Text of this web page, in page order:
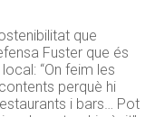
que
Fuster que és
“On feim les
perquè hi
i bars… Pot